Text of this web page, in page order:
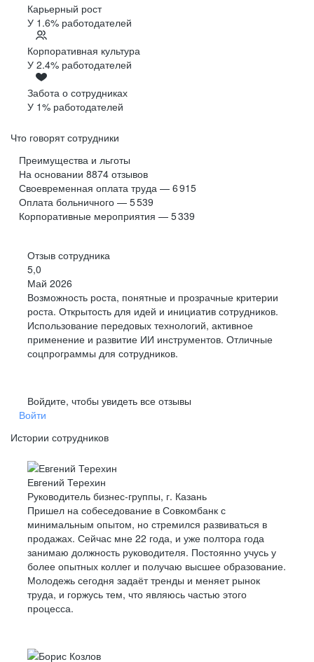
Карьерный рост
У 1.6% работодателей
Корпоративная культура
У 2.4% работодателей
Забота о сотрудниках
У 1% работодателей
Что говорят сотрудники
Преимущества и льготы
На основании 8874 отзывов
Своевременная оплата труда — 6 915
Оплата больничного — 5 539
Корпоративные мероприятия — 5 339
Отзыв сотрудника
5,0
Май 2026
Возможность роста, понятные и прозрачные критерии
роста. Открытость для идей и инициатив сотрудников.
Использование передовых технологий, активное
применение и развитие ИИ инструментов. Отличные
соцпрограммы для сотрудников.
Войдите, чтобы увидеть все отзывы
Войти
Истории сотрудников
Евгений Терехин
Руководитель бизнес-группы, г. Казань
Пришел на собеседование в Совкомбанк с
минимальным опытом, но стремился развиваться в
продажах. Сейчас мне 22 года, и уже полтора года
занимаю должность руководителя. Постоянно учусь у
более опытных коллег и получаю высшее образование.
Молодежь сегодня задаёт тренды и меняет рынок
труда, и горжусь тем, что являюсь частью этого
процесса.